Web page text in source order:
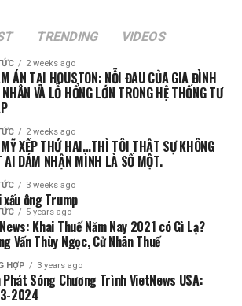
TRENDING VIDEOS
2 weeks ago
ÁN TẠI HOUSTON: NỖI ĐAU CỦA GIA ĐÌNH
VÀ LỖ HỔNG LỚN TRONG HỆ THỐNG TƯ
2 weeks ago
MỸ XẾP THỨ HAI…THÌ TÔI THẬT SỰ KHÔNG
AI DÁM NHẬN MÌNH LÀ SỐ MỘT.
3 weeks ago
xấu ông Trump
5 years ago
Khai Thuế Năm Nay 2021 có Gì Lạ?
Vấn Thùy Ngọc, Cử Nhân Thuế
HỢP 3 years ago
Phát Sóng Chương Trình VietNews USA:
2024